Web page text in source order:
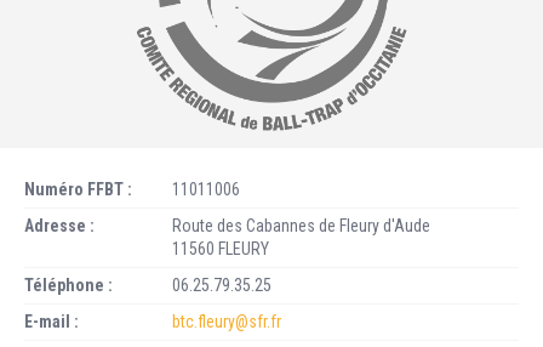
Numéro FFBT :
11011006
Adresse :
Route des Cabannes de Fleury d'Aude
11560 FLEURY
Téléphone :
06.25.79.35.25
E-mail :
btc.fleury@sfr.fr